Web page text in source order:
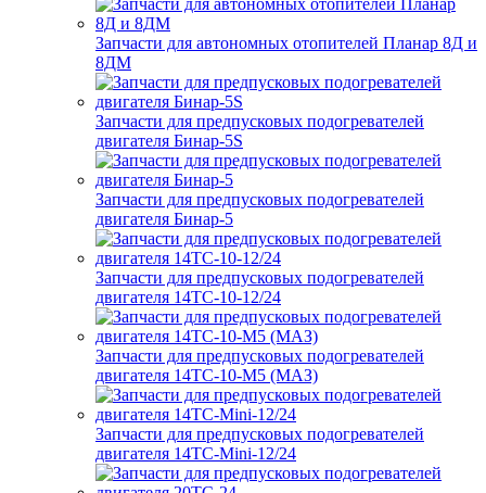
Запчасти для автономных отопителей Планар 8Д и
8ДМ
Запчасти для предпусковых подогревателей
двигателя Бинар-5S
Запчасти для предпусковых подогревателей
двигателя Бинар-5
Запчасти для предпусковых подогревателей
двигателя 14ТС-10-12/24
Запчасти для предпусковых подогревателей
двигателя 14ТС-10-М5 (МАЗ)
Запчасти для предпусковых подогревателей
двигателя 14ТС-Mini-12/24